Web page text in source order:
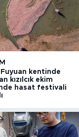
kentinde
kızılcık ekim
hasat festivali